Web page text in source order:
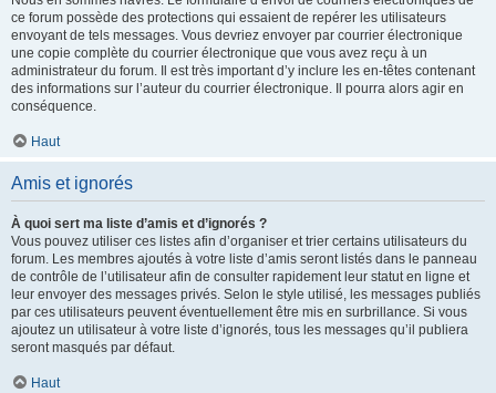
ce forum possède des protections qui essaient de repérer les utilisateurs
envoyant de tels messages. Vous devriez envoyer par courrier électronique
une copie complète du courrier électronique que vous avez reçu à un
administrateur du forum. Il est très important d’y inclure les en-têtes contenant
des informations sur l’auteur du courrier électronique. Il pourra alors agir en
conséquence.
Haut
Amis et ignorés
À quoi sert ma liste d’amis et d’ignorés ?
Vous pouvez utiliser ces listes afin d’organiser et trier certains utilisateurs du
forum. Les membres ajoutés à votre liste d’amis seront listés dans le panneau
de contrôle de l’utilisateur afin de consulter rapidement leur statut en ligne et
leur envoyer des messages privés. Selon le style utilisé, les messages publiés
par ces utilisateurs peuvent éventuellement être mis en surbrillance. Si vous
ajoutez un utilisateur à votre liste d’ignorés, tous les messages qu’il publiera
seront masqués par défaut.
Haut